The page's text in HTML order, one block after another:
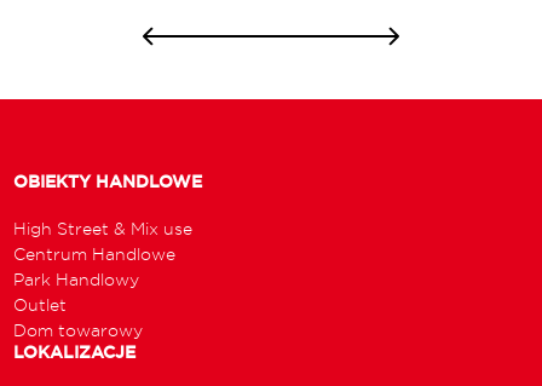
OBIEKTY HANDLOWE
High Street & Mix use
Centrum Handlowe
Park Handlowy
Outlet
Dom towarowy
LOKALIZACJE